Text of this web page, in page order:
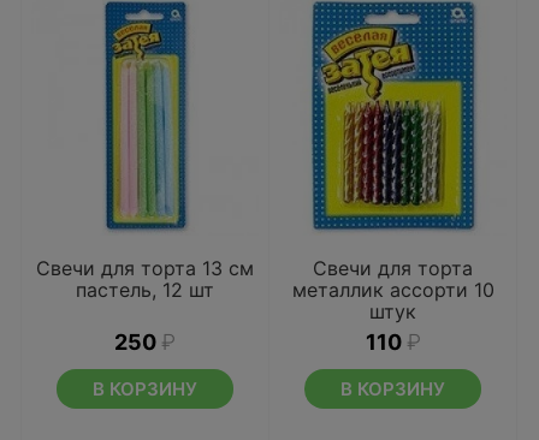
Свечи для торта 13 см
пастель, 12 шт
250 ₽
В КОРЗИНУ
Свечи для торта
металлик ассорти 10
штук
110 ₽
В КОРЗИНУ